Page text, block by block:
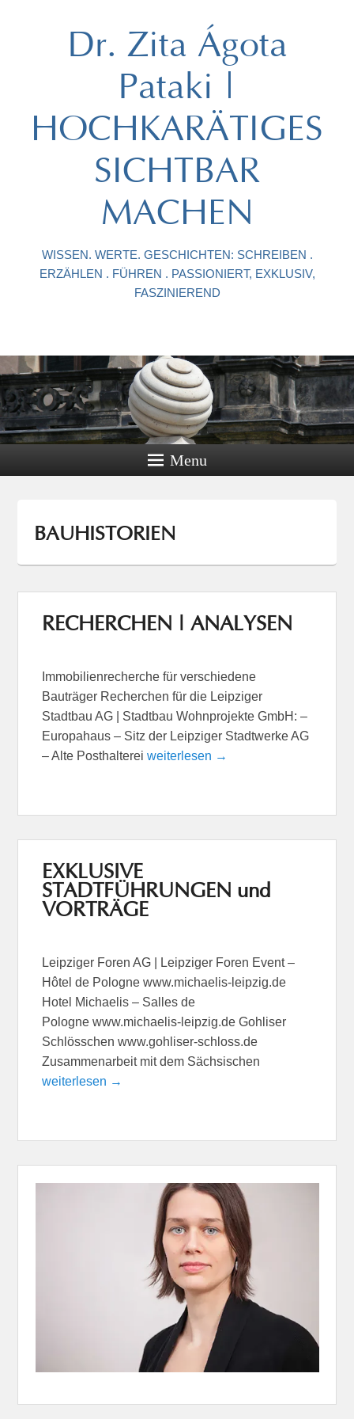
Dr. Zita Ágota
Pataki |
HOCHKARÄTIGES
SICHTBAR
MACHEN
WISSEN. WERTE. GESCHICHTEN: SCHREIBEN .
ERZÄHLEN . FÜHREN . PASSIONIERT, EXKLUSIV,
FASZINIEREND
Menu
BAUHISTORIEN
RECHERCHEN | ANALYSEN
Immobilienrecherche für verschiedene
Bauträger Recherchen für die Leipziger
Stadtbau AG | Stadtbau Wohnprojekte GmbH: –
Europahaus – Sitz der Leipziger Stadtwerke AG
– Alte Posthaltereiweiterlesen →
EXKLUSIVE
STADTFÜHRUNGEN und
VORTRÄGE
Leipziger Foren AG | Leipziger Foren Event –
Hôtel de Pologne www.michaelis-leipzig.de
Hotel Michaelis – Salles de
Pologne www.michaelis-leipzig.de Gohliser
Schlösschen www.gohliser-schloss.de
Zusammenarbeit mit dem Sächsischen
weiterlesen →